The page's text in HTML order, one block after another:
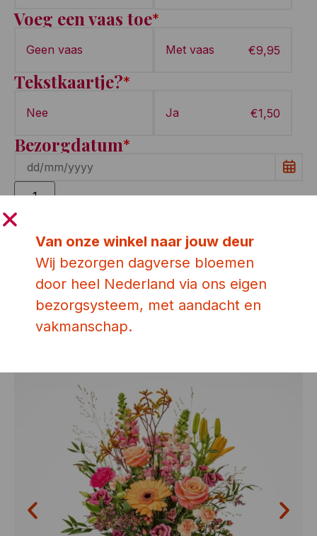
*
Voeg een vaas toe
Geen vaas Met vaas €9,95
*
Tekstkaartje?
Nee Ja €1,50
*
Bezorgdatum
Ook leuk!
Van onze winkel naar jouw deur
Wij bezorgen dagverse bloemen
door heel Nederland via ons eigen
bezorgsysteem, met aandacht en
vakmanschap.